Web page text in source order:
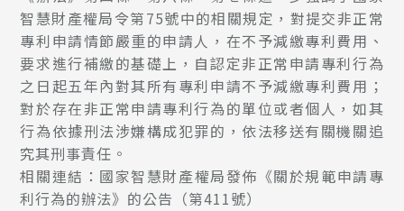
智慧財產權局令第75號中的相關規定，對提交非正常
專利申請情節嚴重的申請人，在不予減繳專利費用、
要求進行補繳的基礎上，自認定非正常申請專利行為
之日起五年內對其所有專利申請不予減繳專利費用；
對於存在非正常申請專利行為的單位或者個人，如其
行為依據刑法涉嫌構成犯罪的，依法移送有關機關追
究其刑事責任。
相關連結： 國家智慧財產權局發佈《關於規範申請專
利行為的辦法》的公告（第411號）